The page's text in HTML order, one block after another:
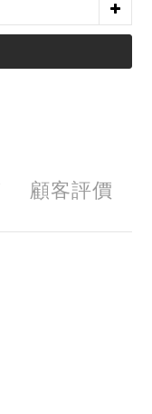
顧客評價